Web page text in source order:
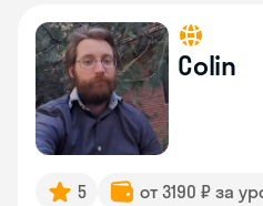
Colin
5 от 3190 ₽ за